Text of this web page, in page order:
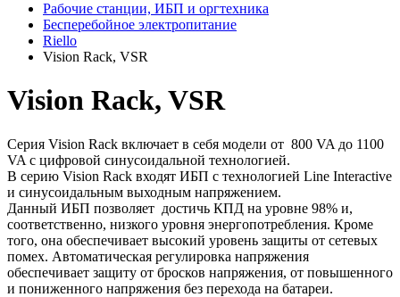
Рабочие станции, ИБП и оргтехника
Бесперебойное электропитание
Riello
Vision Rack, VSR
Vision Rack, VSR
Серия Vision Rack включает в себя модели от 800 VA до 1100
VA с цифровой синусоидальной технологией.
В серию Vision Rack входят ИБП с технологией Line Interactive
и синусоидальным выходным напряжением.
Данный ИБП позволяет достичь КПД на уровне 98% и,
соответственно, низкого уровня энергопотребления. Кроме
того, она обеспечивает высокий уровень защиты от сетевых
помех. Автоматическая регулировка напряжения
обеспечивает защиту от бросков напряжения, от повышенного
и пониженного напряжения без перехода на батареи.